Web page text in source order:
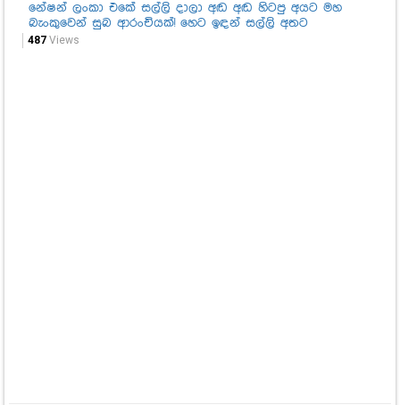
නේෂන් ලංකා එකේ සල්ලි දාලා අඬ අඬ හිටපු අයට මහ
බැංකුවෙන් සුබ ආරංචියක්! හෙට ඉඳන් සල්ලි අතට
487 Views